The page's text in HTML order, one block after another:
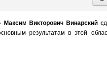
Максим Викторович Винарский
результатам в этой